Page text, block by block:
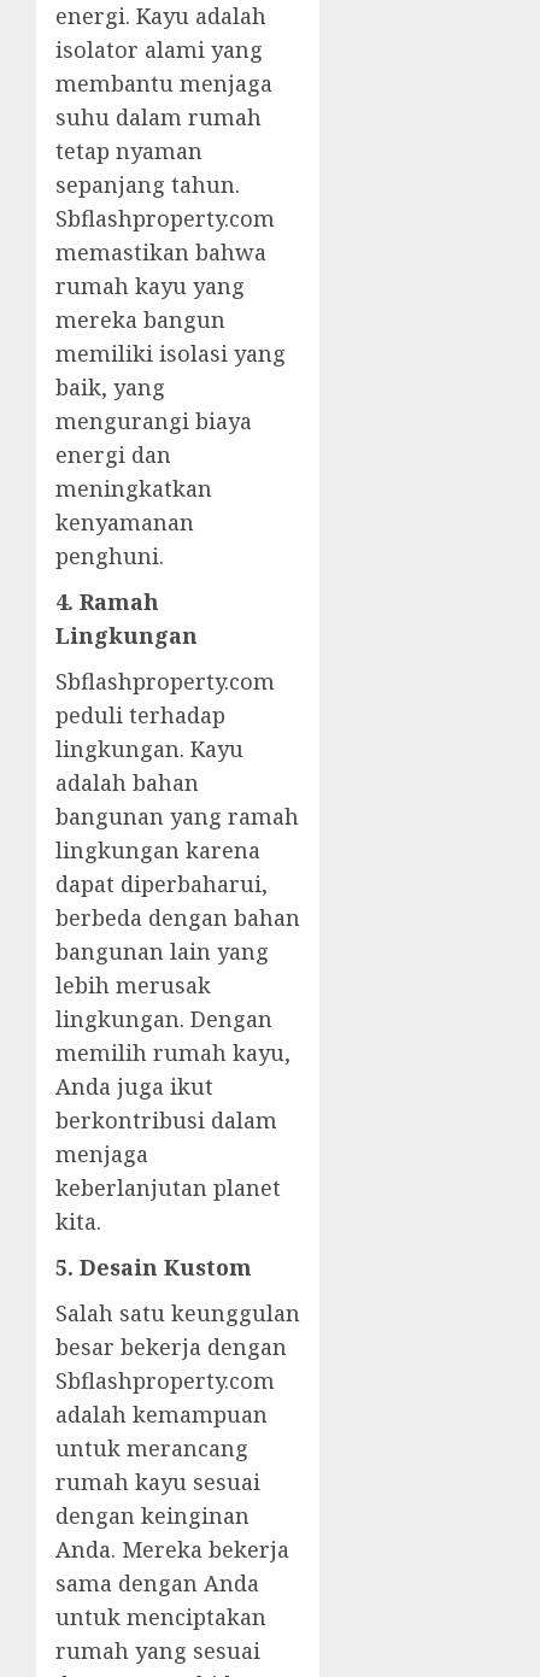
energi. Kayu adalah
isolator alami yang
membantu menjaga
suhu dalam rumah
tetap nyaman
sepanjang tahun.
Sbflashproperty.com
memastikan bahwa
rumah kayu yang
mereka bangun
memiliki isolasi yang
baik, yang
mengurangi biaya
energi dan
meningkatkan
kenyamanan
penghuni.
4. Ramah
Lingkungan
Sbflashproperty.com
peduli terhadap
lingkungan. Kayu
adalah bahan
bangunan yang ramah
lingkungan karena
dapat diperbaharui,
berbeda dengan bahan
bangunan lain yang
lebih merusak
lingkungan. Dengan
memilih rumah kayu,
Anda juga ikut
berkontribusi dalam
menjaga
keberlanjutan planet
kita.
5. Desain Kustom
Salah satu keunggulan
besar bekerja dengan
Sbflashproperty.com
adalah kemampuan
untuk merancang
rumah kayu sesuai
dengan keinginan
Anda. Mereka bekerja
sama dengan Anda
untuk menciptakan
rumah yang sesuai